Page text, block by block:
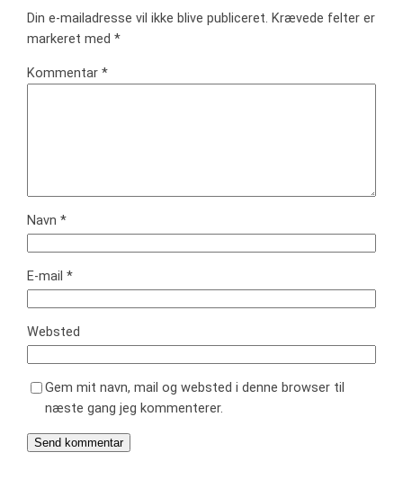
Din e-mailadresse vil ikke blive publiceret. Krævede felter er
markeret med*
Kommentar*
Navn*
E-mail*
Websted
Gem mit navn, mail og websted i denne browser til
næste gang jeg kommenterer.